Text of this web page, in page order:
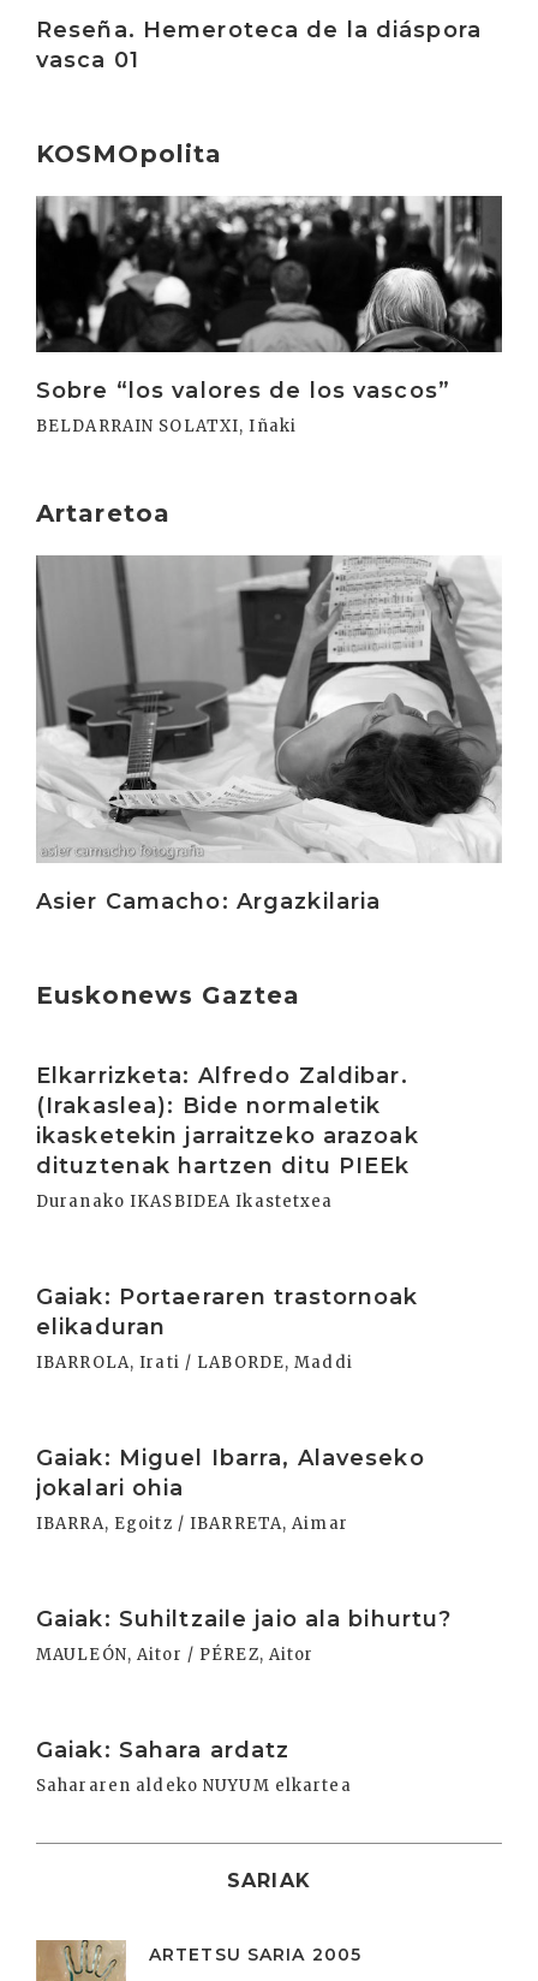
Reseña. Hemeroteca de la diáspora
vasca 01
KOSMOpolita
Sobre “los valores de los vascos”
BELDARRAIN SOLATXI, Iñaki
Irakurri
Artaretoa
Asier Camacho: Argazkilaria
Irakurri
Euskonews Gaztea
Elkarrizketa: Alfredo Zaldibar.
(Irakaslea): Bide normaletik
ikasketekin jarraitzeko arazoak
dituztenak hartzen ditu PIEEk
Duranako IKASBIDEA Ikastetxea
Gaiak: Portaeraren trastornoak
elikaduran
IBARROLA, Irati / LABORDE, Maddi
Gaiak: Miguel Ibarra, Alaveseko
jokalari ohia
IBARRA, Egoitz / IBARRETA, Aimar
Gaiak: Suhiltzaile jaio ala bihurtu?
MAULEÓN, Aitor / PÉREZ, Aitor
Gaiak: Sahara ardatz
Sahararen aldeko NUYUM elkartea
SARIAK
ARTETSU SARIA 2005